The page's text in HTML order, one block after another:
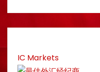
IC Markets